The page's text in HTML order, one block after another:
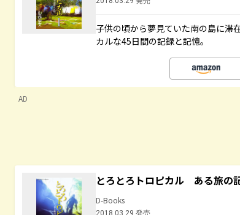
子供の頃から夢見ていた南の島に滞
カルな45日間の記録と記憶。
AD
とろとろトロピカル ある旅の
D-Books
2018.03.29 発売